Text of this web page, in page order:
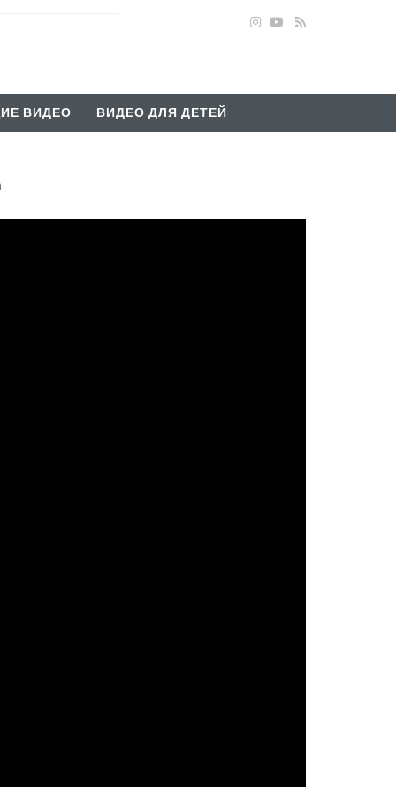
ВИДЕО ВИДЕО ДЛЯ ДЕТЕЙ